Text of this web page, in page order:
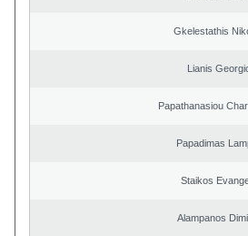
Gkelestathis
Lianis
Papathanasiou
Papadimas
Staikos
Alampanos